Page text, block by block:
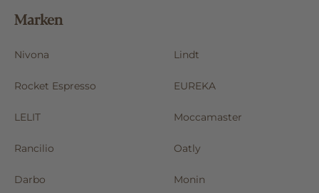
Marken
Nivona Lindt
Rocket Espresso EUREKA
LELIT Moccamaster
Rancilio Oatly
Darbo Monin